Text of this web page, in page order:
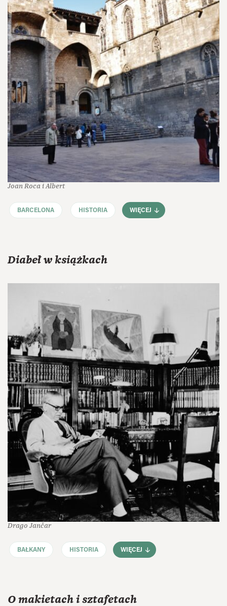
Joan Roca i Albert
BARCELONA HISTORIA WIĘCEJ
Diabeł w książkach
Drago Jančar
BAŁKANY HISTORIA WIĘCEJ
O makietach i sztafetach